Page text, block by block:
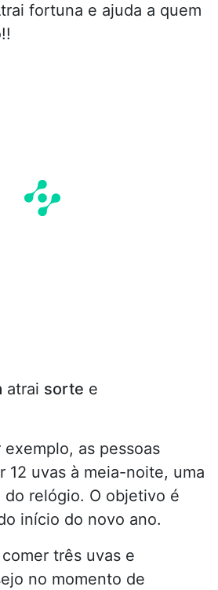
fortuna e ajuda a quem
atrai sorte e
exemplo, as pessoas
12 uvas à meia-noite, uma
do relógio. O objetivo é
início do novo ano.
três uvas e
no momento de